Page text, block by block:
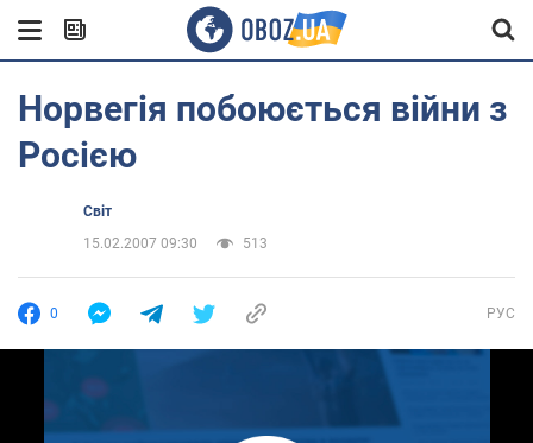
Норвегія побоюється війни з
Росією
Світ
15.02.2007 09:30
513
0 РУС